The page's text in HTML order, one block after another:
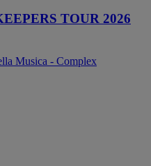
TOUR 2026
Musica - Complex